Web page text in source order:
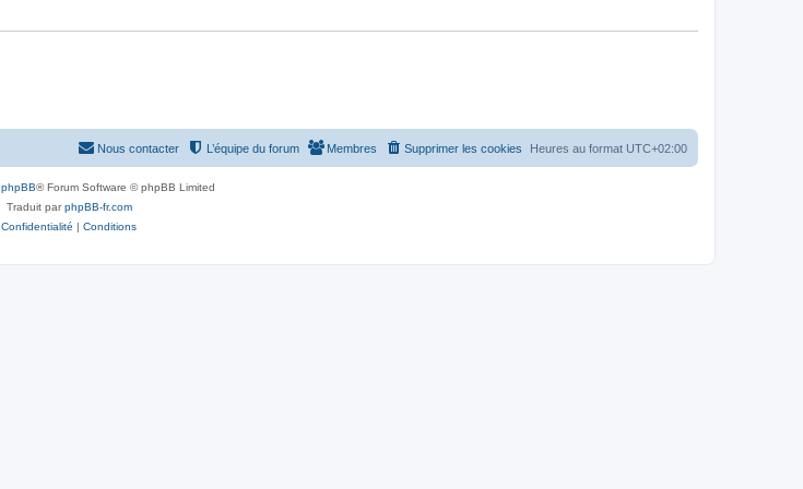
s
Heures au format UTC+02:00
Supprimer les cookies
Membres
L’équipe du forum
Nous contacter
phpBB® Forum Software © phpBB Limited
Traduit parphpBB-fr.com
Confidentialité | Conditions